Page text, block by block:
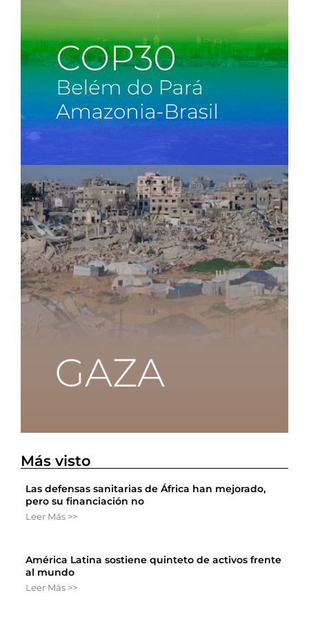
Más visto
Las defensas sanitarias de África han mejorado,
pero su financiación no
Leer Más >>
América Latina sostiene quinteto de activos frente
al mundo
Leer Más >>